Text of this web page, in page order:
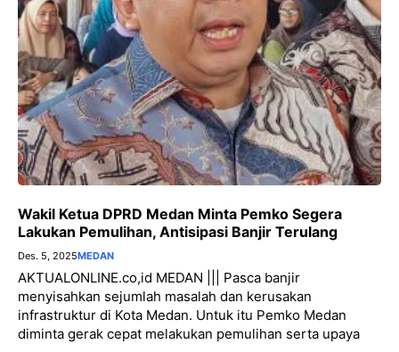
Wakil Ketua DPRD Medan Minta Pemko Segera
Lakukan Pemulihan, Antisipasi Banjir Terulang
Des. 5, 2025MEDAN
AKTUALONLINE.co,id MEDAN ||| Pasca banjir
menyisahkan sejumlah masalah dan kerusakan
infrastruktur di Kota Medan. Untuk itu Pemko Medan
diminta gerak cepat melakukan pemulihan serta upaya